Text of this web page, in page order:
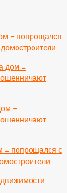
= попрощался
дом =
=
= попрощался с